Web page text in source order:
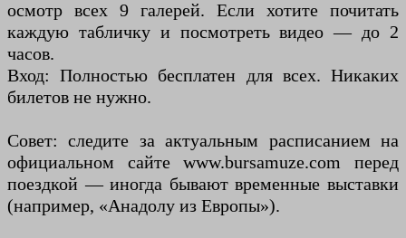
осмотр всех 9 галерей. Если хотите почитать
каждую табличку и посмотреть видео — до 2
часов.
Вход: Полностью бесплатен для всех. Никаких
билетов не нужно.
Совет: следите за актуальным расписанием на
официальном сайте www.bursamuze.com перед
поездкой — иногда бывают временные выставки
(например, «Анадолу из Европы»).